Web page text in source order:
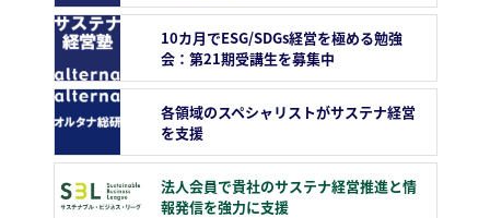
10カ月でESG/SDGs経営を極める勉強
会：第21期受講生を募集中
各領域のスペシャリストがサステナ経営
を支援
法人会員で貴社のサステナ経営推進と情
報発信を強力に支援